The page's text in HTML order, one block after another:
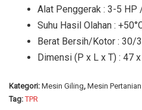
Alat Penggerak : 3-5 HP
Suhu Hasil Olahan :
Berat Bersih/Kotor : 30/
Dimensi (P x L x T) : 47
Kategori: Mesin Giling, Mesin Pertanian
Tag:TPR